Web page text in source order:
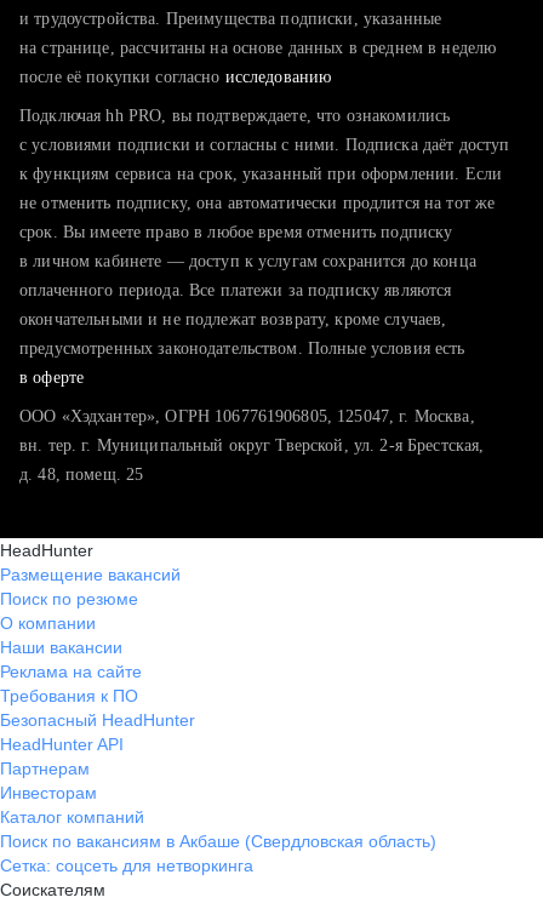
тратите много времени на поиск и вручную поднимаете
хотите сравнить себя с конкурентами и оценить шансы
и трудоустройства. Преимущества подписки, указанные
на странице, рассчитаны на основе данных в среднем в неделю
после её покупки согласно исследованию
Подключая hh PRO, вы подтверждаете, что ознакомились
с условиями подписки и согласны с ними. Подписка даёт доступ
к функциям сервиса на срок, указанный при оформлении. Если
не отменить подписку, она автоматически продлится на тот же
срок. Вы имеете право в любое время отменить подписку
в личном кабинете — доступ к услугам сохранится до конца
оплаченного периода. Все платежи за подписку являются
окончательными и не подлежат возврату, кроме случаев,
предусмотренных законодательством. Полные условия есть
в оферте
ООО «Хэдхантер», ОГРН 1067761906805, 125047, г. Москва,
вн. тер. г. Муниципальный округ Тверской, ул. 2-я Брестская,
д. 48, помещ. 25
HeadHunter
Размещение вакансий
Поиск по резюме
О компании
Наши вакансии
Реклама на сайте
Требования к ПО
Безопасный HeadHunter
HeadHunter API
Партнерам
Инвесторам
Каталог компаний
Поиск по вакансиям в Акбаше (Свердловская область)
Сетка: соцсеть для нетворкинга
Соискателям